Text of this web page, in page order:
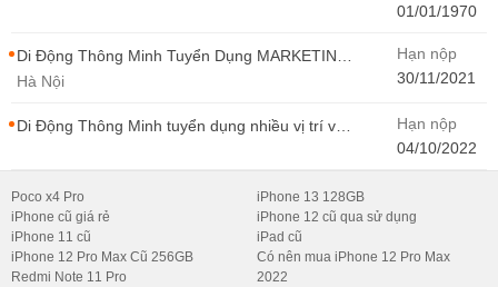
01/01/1970
Di Động Thông Minh Tuyển Dụng MARKETING
- CONTENT WIRITER
Hà Nội
Hạn nộp
30/11/2021
Di Động Thông Minh tuyển dụng nhiều vị trí với
Thông Minh
Hạn nộp
04/10/2022
Poco x4 Pro
iPhone cũ giá rẻ
iPhone 11 cũ
iPhone 12 Pro Max Cũ 256GB
Redmi Note 11 Pro
iPhone 13 128GB
iPhone 12 cũ qua sử dụng
iPad cũ
Có nên mua iPhone 12 Pro Max
2022